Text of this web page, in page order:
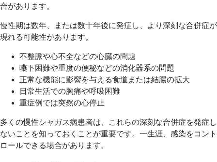
合があります。
慢性期は数年、または数十年後に発症し、より深刻な合併症が
現れる可能性があります。
不整脈や心不全などの心臓の問題
嚥下困難や重度の便秘などの消化器系の問題
正常な機能に影響を与える食道または結腸の拡大
日常生活での胸痛や呼吸困難
重症例では突然の心停止
多くの慢性シャガス病患者は、これらの深刻な合併症を発症し
ないことを知っておくことが重要です。一生涯、感染をコント
ロールできる場合があります。